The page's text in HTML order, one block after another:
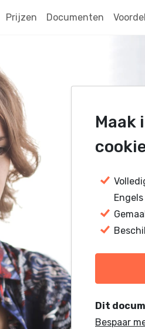
Prijzen Documenten
Maak
Engels
Dit
Bespaar